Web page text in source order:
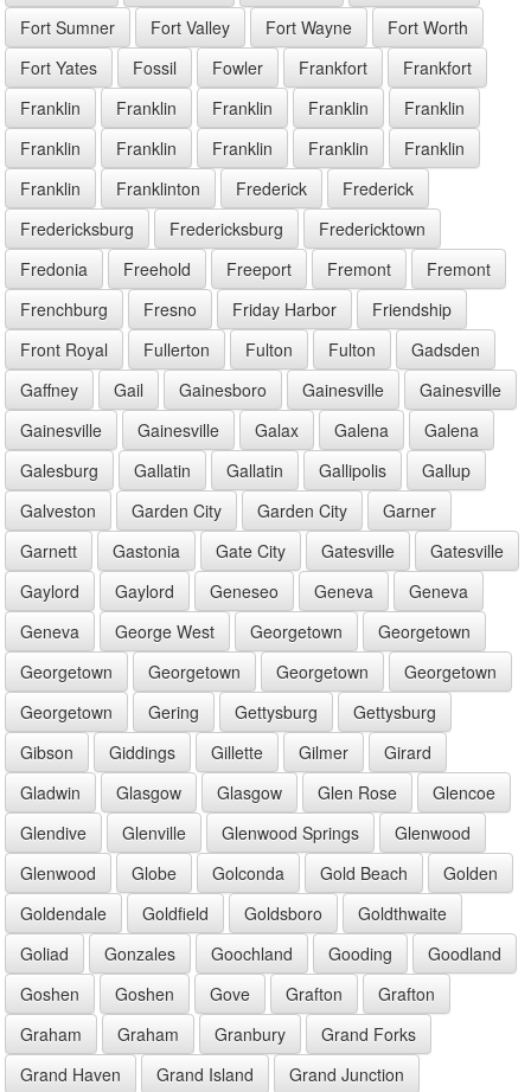
Fort Sumner
Fort Valley Fort Wayne
Fort Worth
Fort Yates
Fossil Fowler Frankfort
Frankfort
Franklin
Franklin Franklin Franklin
Franklin
Franklin
Franklin Franklin Franklin
Franklin
Franklin
Franklinton Frederick
Frederick
Fredericksburg
Fredericksburg
Fredericktown
Fredonia
Freehold Freeport Fremont
Fremont
Frenchburg
Fresno Friday Harbor
Friendship
Front Royal
Fullerton Fulton Fulton
Gadsden
Gaffney
Gail Gainesboro Gainesville
Gainesville
Gainesville
Gainesville Galax Galena
Galena
Galesburg
Gallatin Gallatin Gallipolis
Gallup
Galveston
Garden City Garden City
Garner
Garnett
Gastonia Gate City Gatesville
Gatesville
Gaylord
Gaylord Geneseo Geneva
Geneva
Geneva
George West Georgetown
Georgetown
Georgetown
Georgetown Georgetown
Georgetown
Georgetown
Gering Gettysburg
Gettysburg
Gibson
Giddings Gillette Gilmer
Girard
Gladwin
Glasgow Glasgow Glen Rose
Glencoe
Glendive
Glenville Glenwood Springs
Glenwood
Glenwood
Globe Golconda Gold Beach
Golden
Goldendale
Goldfield Goldsboro
Goldthwaite
Goliad
Gonzales Goochland Gooding
Goodland
Goshen
Goshen Gove Grafton
Grafton
Graham
Graham Granbury
Grand Forks
Grand Haven
Grand Island
Grand Junction